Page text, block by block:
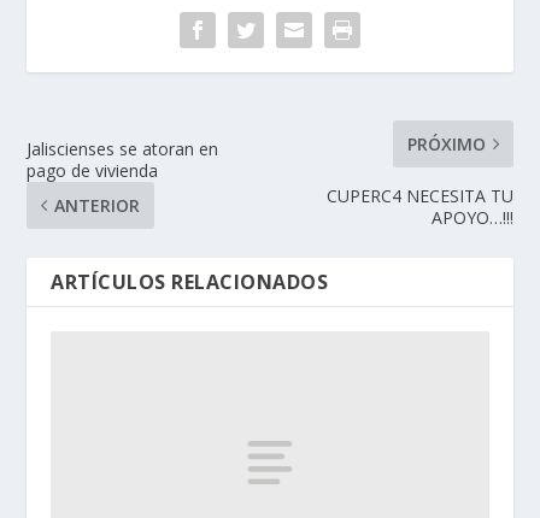
Jaliscienses se atoran en
pago de vivienda
ANTERIOR
PRÓXIMO
CUPERC4 NECESITA TU
APOYO…!!!
ARTÍCULOS RELACIONADOS